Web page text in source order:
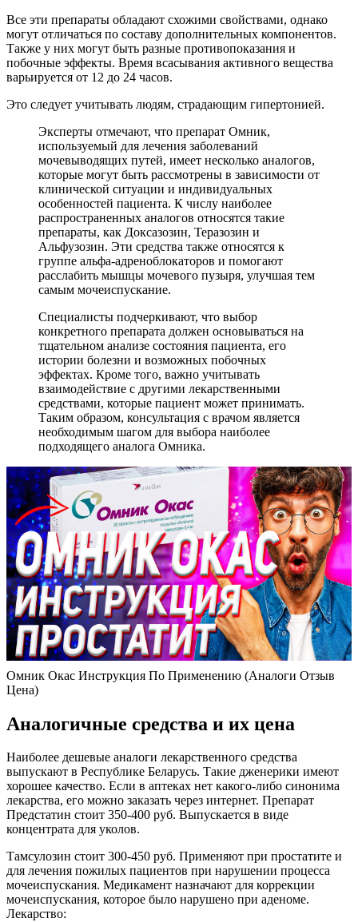
Все эти препараты обладают схожими свойствами, однако
могут отличаться по составу дополнительных компонентов.
Также у них могут быть разные противопоказания и
побочные эффекты. Время всасывания активного вещества
варьируется от 12 до 24 часов.
Это следует учитывать людям, страдающим гипертонией.
Эксперты отмечают, что препарат Омник,
используемый для лечения заболеваний
мочевыводящих путей, имеет несколько аналогов,
которые могут быть рассмотрены в зависимости от
клинической ситуации и индивидуальных
особенностей пациента. К числу наиболее
распространенных аналогов относятся такие
препараты, как Доксазозин, Теразозин и
Альфузозин. Эти средства также относятся к
группе альфа-адреноблокаторов и помогают
расслабить мышцы мочевого пузыря, улучшая тем
самым мочеиспускание.
Специалисты подчеркивают, что выбор
конкретного препарата должен основываться на
тщательном анализе состояния пациента, его
истории болезни и возможных побочных
эффектах. Кроме того, важно учитывать
взаимодействие с другими лекарственными
средствами, которые пациент может принимать.
Таким образом, консультация с врачом является
необходимым шагом для выбора наиболее
подходящего аналога Омника.
Омник Окас Инструкция По Применению (Аналоги Отзыв
Цена)
Аналогичные средства и их цена
Наиболее дешевые аналоги лекарственного средства
выпускают в Республике Беларусь. Такие дженерики имеют
хорошее качество. Если в аптеках нет какого-либо синонима
лекарства, его можно заказать через интернет. Препарат
Предстатин стоит 350-400 руб. Выпускается в виде
концентрата для уколов.
Тамсулозин стоит 300-450 руб. Применяют при простатите и
для лечения пожилых пациентов при нарушении процесса
мочеиспускания. Медикамент назначают для коррекции
мочеиспускания, которое было нарушено при аденоме.
Лекарство: